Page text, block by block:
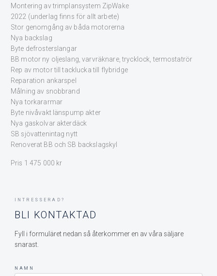
Montering av trimplansystem ZipWake
2022 (underlag finns för allt arbete)
Stor genomgång av båda motorerna
Nya backslag
Byte defrosterslangar
BB motor ny oljeslang, varvräknare, trycklock, termostatrör
Rep av motor till tacklucka till flybridge
Reparation ankarspel
Målning av snobbrand
Nya torkararmar
Byte nivåvakt länspump akter
Nya gaskolvar akterdäck
SB sjövattenintag nytt
Renoverat BB och SB backslagskyl
Pris 1 475 000 kr
INTRESSERAD?
BLI KONTAKTAD
Fyll i formuläret nedan så återkommer en av våra säljare
snarast.
NAMN